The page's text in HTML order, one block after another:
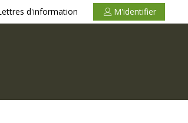
d'information M'identifier